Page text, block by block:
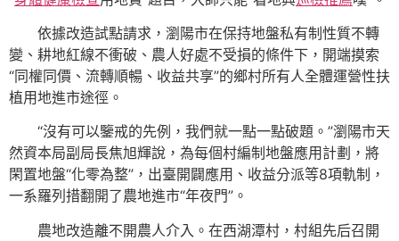
依據改造試點請求，瀏陽市在保持地盤私有制性質不轉
變、耕地紅線不衝破、農人好處不受損的條件下，開端摸索
“同權同價、流轉順暢、收益共享”的鄉村所有人全體運營性扶
植用地進市途徑。
“沒有可以鑒戒的先例，我們就一點一點破題。”瀏陽市天
然資本局副局長焦旭輝說，為每個村編制地盤應用計劃，將
閑置地盤“化零為整”，出臺開闢應用、收益分派等8項軌制，
一系羅列措翻開了農地進市“年夜門”。
農地改造離不開農人介入。在西湖潭村，村組先后召開